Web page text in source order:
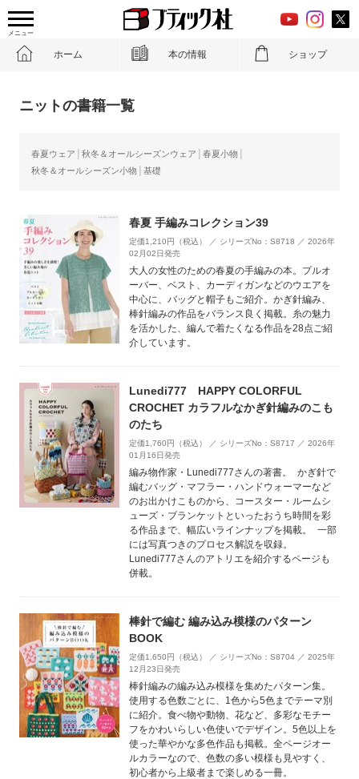
メニュー
ホーム 本の情報 ショップ
ニットの書籍一覧
春夏ウェア 秋冬＆オールシーズンウェア
春夏小物
秋冬＆オールシーズン小物
基礎
春夏 手編みコレクション39
定価1,210円（税込） ／ シリーズNo：S8718 ／ 2026年
02月02日発売
大人の女性のための春夏の手編みの本。プルオ
ーバー、ベスト、カーディガンなどのウエアを
中心に、バッグと帽子もご紹介。かぎ針編み、
棒針編みの作品をバランス良く掲載。糸の魅力
を活かした、編んで着たくなる作品を28点ご紹
介しています。
Lunedi777 HAPPY COLORFUL
CROCHET カラフルなかぎ針編みのこも
のたち
定価1,760円（税込） ／ シリーズNo：S8717 ／ 2026年
01月16日発売
編み物作家・Lunedi777さんの著書。 かぎ針で
編むバッグ・マフラー・ハンドウォーマーなど
のお出かけこものから、コースター・ルームシ
ューズ・ブランケットといったおうち時間を彩
る作品まで、幅広いラインナップを掲載。 一部
には写真つきのプロセス解説を収録。
Lunedi777さんのアトリエを紹介するページも
併載。
棒針で編む 編み込み模様のパターン
BOOK
定価1,650円（税込） ／ シリーズNo：S8704 ／ 2025年
12月23日発売
棒針編みの編み込み模様を集めたパターン集。
使用する色数ごとに、1色から5色までテーマ別
に紹介。食べ物や動物、花など、多彩なモチー
フをかわいらしい色使いでデザイン。5色以上を
使った華やかな多色作品も掲載。全ページオー
ルカラーなので、色数の多い模様も見やすく、
初心者から上級者まで楽しめる一冊。